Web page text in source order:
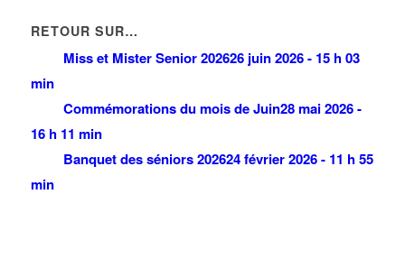
RETOUR SUR…
Miss et Mister Senior 202626 juin 2026 - 15 h 03
min
Commémorations du mois de Juin28 mai 2026 -
16 h 11 min
Banquet des séniors 202624 février 2026 - 11 h 55
min